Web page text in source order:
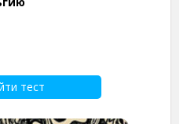
тест